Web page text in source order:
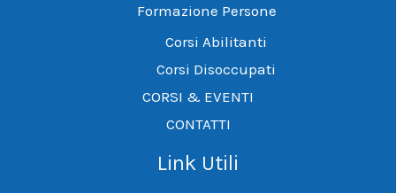
Formazione Persone
Corsi Abilitanti
Corsi Disoccupati
CORSI & EVENTI
CONTATTI
Link Utili